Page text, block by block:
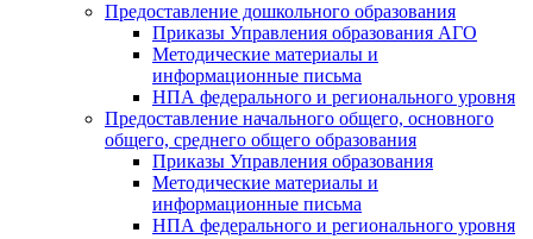
Предоставление дошкольного образования
Приказы Управления образования АГО
Методические материалы и
информационные письма
НПА федерального и регионального уровня
Предоставление начального общего, основного
общего, среднего общего образования
Приказы Управления образования
Методические материалы и
информационные письма
НПА федерального и регионального уровня